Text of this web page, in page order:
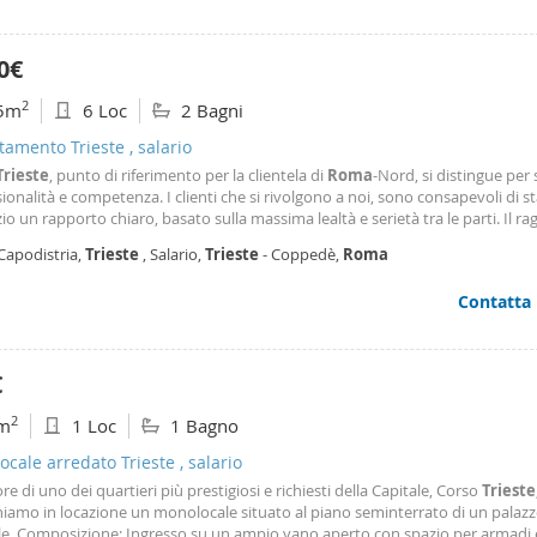
e nelle Locazioni di prestigio, cura inoltre Fondi immobiliari per
clienti selezionato e fidelizzatosi nel tempo, rappresentato dai più noti
ed internazionali che operano nel settore dell’abbigliamento, della
e della ristorazione. In un’economia globale, la visione lungimirante e
di business innovative per un settore tradizionale e tradizionalista come
hanno permesso alla Società di Distinguersi. Collegato al gruppo vi è
altamente specializzati, nello specifico la Gala Group Real Estate
della propria clientela molteplici figure professionali come gli
di progettazione, esecuzione, direzione lavori, curano anche ogni
ed amministrativo. Le informazioni, le immagini e le planimetrie presenti
sono...
2 6 Loc 2 Bagni
Trieste , salario
, punto di riferimento per la clientela di Roma-Nord, si distingue per
e competenza. I clienti che si rivolgono a noi, sono consapevoli di
un rapporto chiaro, basato sulla massima lealtà e serietà tra le parti. Il
immobiliare è la
Trieste , Salario,Trieste - Coppedè, Roma
Contatta
2 1 Loc 1 Bagno
arredato Trieste , salario
di uno dei quartieri più prestigiosi e richiesti della Capitale, Corso Trieste
in locazione un monolocale situato al piano seminterrato di un